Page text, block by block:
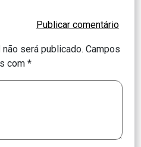
será publicado. Campos
com*